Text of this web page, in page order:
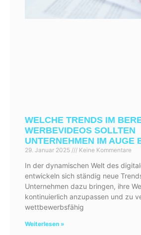
WELCHE TRENDS IM
WERBEVIDEOS SOLLTEN
UNTERNEHMEN IM AUGE
29. Januar 2025 Keine Kommentare
In der dynamischen Welt des
entwickeln sich ständig neue
Unternehmen dazu bringen, ihre
kontinuierlich anzupassen und zu
wettbewerbsfähig
Weiterlesen »